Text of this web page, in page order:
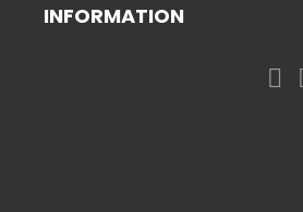
INFORMATION
